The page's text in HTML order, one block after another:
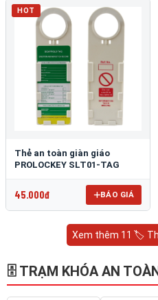
HOT
Thẻ an toàn giàn giáo
PROLOCKEY SLT01-TAG
45.000đ BÁO GIÁ
Xem thêm 11 🏷️
🗄 TRẠM KHÓA AN